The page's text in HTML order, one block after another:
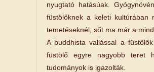
nyugtató hatásúak.
füstölőknek a keleti kultúrában
temetéseknél, sőt ma már a
A buddhista vallással a
füstölő egyre nagyobb teret
tudományok is igazolták.